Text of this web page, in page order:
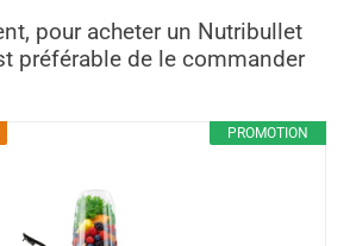
pour acheter un Nutribullet
préférable de le commander
PROMOTION